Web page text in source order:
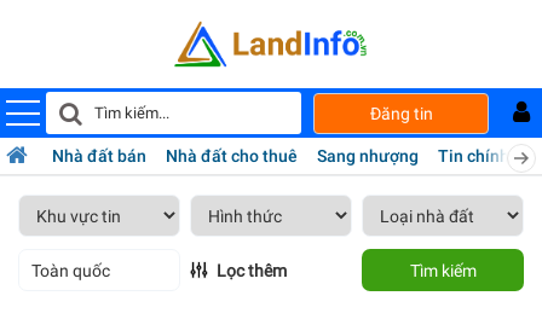
Đăng tin
Nhà đất bán Nhà đất cho thuê Sang nhượng Tin chính chủ
Toàn quốc Lọc thêm Tìm kiếm